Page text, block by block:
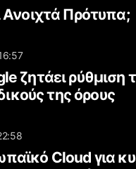
Ανοιχτά Πρότυπα;
ζητάει ρύθμιση
της όρους
Cloud για